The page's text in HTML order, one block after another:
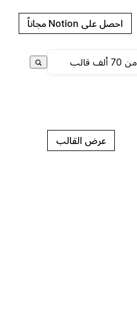
احصل على Notion مجاناً
عرض القالب